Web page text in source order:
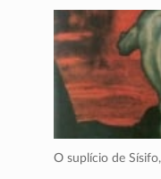
O suplício de Sísifo,